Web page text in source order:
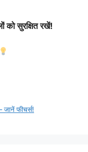
सुरक्षित रखें!
फीचर्स!